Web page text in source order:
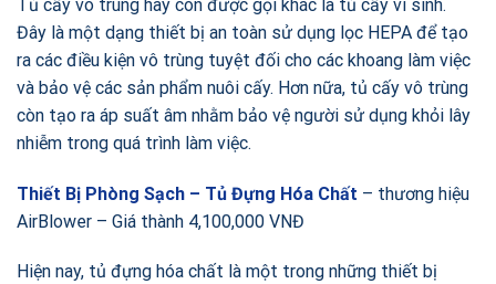
Tủ cấy vô trùng hay còn được gọi khác là tủ cấy vi sinh.
Đây là một dạng thiết bị an toàn sử dụng lọc HEPA để tạo
ra các điều kiện vô trùng tuyệt đối cho các khoang làm việc
và bảo vệ các sản phẩm nuôi cấy. Hơn nữa, tủ cấy vô trùng
còn tạo ra áp suất âm nhằm bảo vệ người sử dụng khỏi lây
nhiễm trong quá trình làm việc.
Thiết Bị Phòng Sạch – Tủ Đựng Hóa Chất – thương hiệu
AirBlower – Giá thành 4,100,000 VNĐ
Hiện nay, tủ đựng hóa chất là một trong những thiết bị